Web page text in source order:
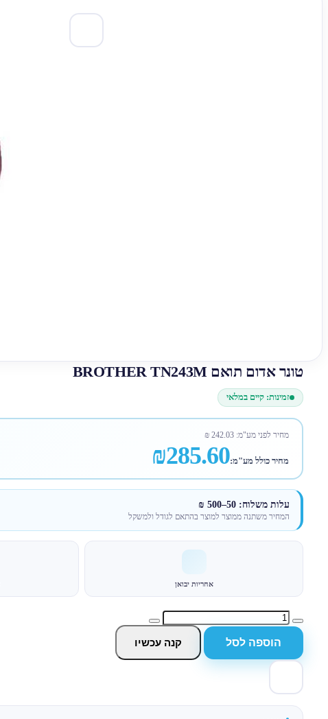
טונר אדום תואם BROTHER TN243M
זמינות: קיים במלאי
מחיר לפני מע"מ:242.03
₪
מחיר כולל מע"מ:₪285.60
עלות משלוח: 50–500 ₪
המחיר משתנה ממוצר למוצר בהתאם לגודל ולמשקל
אחריות יבואן
הוספה לסל קנה עכשיו